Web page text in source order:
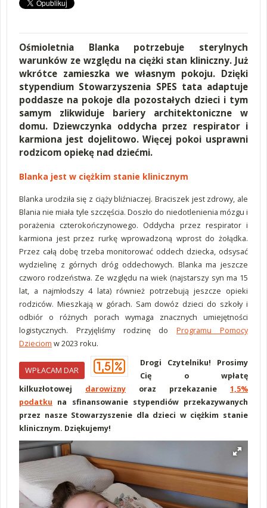
Ośmioletnia Blanka potrzebuje sterylnych
warunków ze względu na ciężki stan kliniczny. Już
wkrótce zamieszka we własnym pokoju. Dzięki
stypendium Stowarzyszenia SPES tata adaptuje
poddasze na pokoje dla pozostałych dzieci i tym
samym zlikwiduje bariery architektoniczne w
domu. Dziewczynka oddycha przez respirator i
karmiona jest dojelitowo. Więcej pokoi usprawni
rodzicom opiekę nad dziećmi.
Blanka jest w ciężkim stanie klinicznym
Blanka urodziła się z ciąży bliźniaczej. Braciszek jest zdrowy, ale
Blania nie miała tyle szczęścia. Doszło do niedotlenienia mózgu i
porażenia czterokończynowego. Oddycha przez respirator i
karmiona jest przez rurkę wprowadzoną wprost do żołądka.
Przez całą dobę trzeba monitorować oddech dziecka, odsysać
wydzielinę z górnych dróg oddechowych. Blanka ma jeszcze
czworo rodzeństwa. Ze względu na wiek (najstarszy syn ma 15
lat, a najmłodszy 4 lata) również potrzebują jeszcze opieki
rodziców. Mieszkają w górach. Sam dowóz dzieci do szkoły i
odbiór o różnych porach wymaga znacznych umiejętności
logistycznych. Przyjęliśmy rodzinę doProgramu Pomocy
Dzieciom w 2023 roku.
WPŁACAM DAR
Drogi Czytelniku! Prosimy
Cię o wpłatę
kilkuzłotowej darowizny oraz przekazanie 1,5%
podatku na sfinansowanie stypendiów przekazywanych
przez nasze Stowarzyszenie dla dzieci w ciężkim stanie
klinicznym. Dziękujemy!